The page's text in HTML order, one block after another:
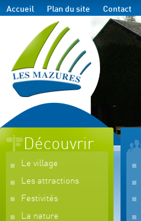
Accueil Plan du site Contact
Découvrir
Le village
Les attractions
Festivités
La nature